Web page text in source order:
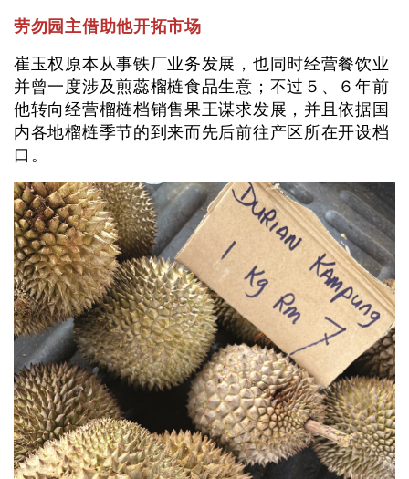
劳勿园主借助他开拓市场
崔玉权原本从事铁厂业务发展，也同时经营餐饮业
并曾一度涉及煎蕊榴梿食品生意；不过５、６年前
他转向经营榴梿档销售果王谋求发展，并且依据国
内各地榴梿季节的到来而先后前往产区所在开设档
口。